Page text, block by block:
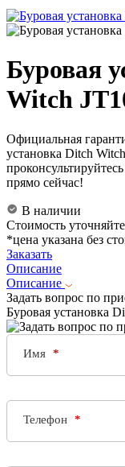
Буровая
Witch
Официальная
установка Ditch
прямо сейчас!
В наличии
Стоимость уточняйте
*цена указана без
Заказать
Описание
Описание
Задать вопрос по
Буровая установка
Имя
Телефон